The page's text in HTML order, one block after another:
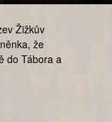
Žižkův
že
do Tábora a